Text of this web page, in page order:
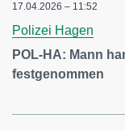
17.04.2026 – 11:52
Polizei Hagen
POL-HA: Mann
festgenommen